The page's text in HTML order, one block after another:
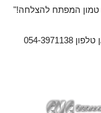
טמון המפתח להצלחה!"